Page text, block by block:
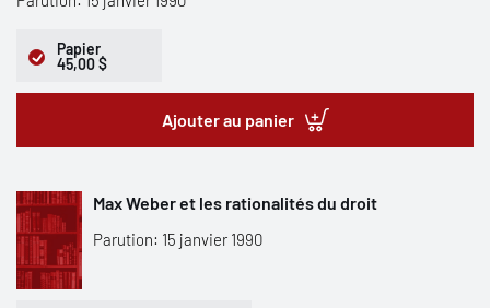
Papier
45,00 $
Ajouter au panier
Max Weber et les rationalités du droit
Parution: 15 janvier 1990